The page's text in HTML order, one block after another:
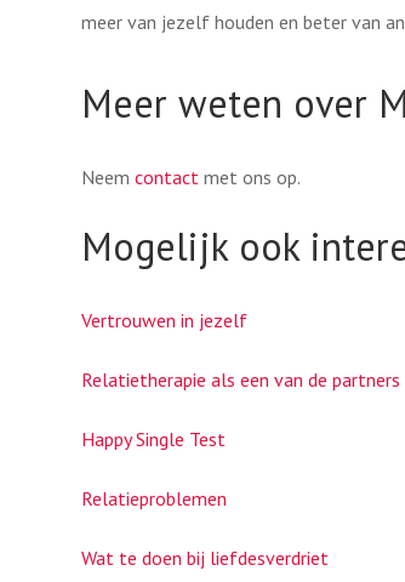
meer van jezelf houden en beter van
Meer weten over
Neem contact met ons op.
Mogelijk ook
Vertrouwen in jezelf
Relatietherapie als een van de
Happy Single Test
Relatieproblemen
Wat te doen bij liefdesverdriet